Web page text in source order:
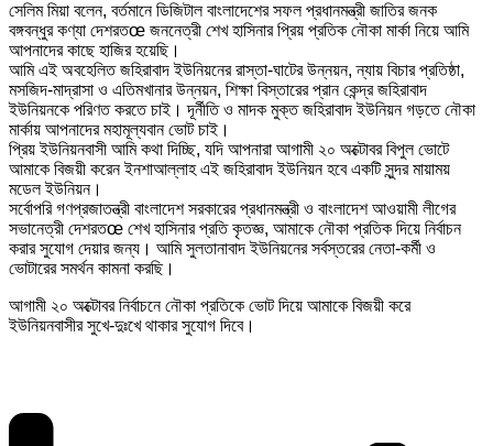
সেলিম মিয়া বলেন, বর্তমানে ডিজিটাল বাংলাদেশের সফল প্রধানমন্ত্রী জাতির জনক
বঙ্গবন্ধুর কণ্যা দেশরতœ জননেত্রী শেখ হাসিনার প্রিয় প্রতিক নৌকা মার্কা নিয়ে আমি
আপনাদের কাছে হাজির হয়েছি।
আমি এই অবহেলিত জহিরাবাদ ইউনিয়নের রাস্তা-ঘাটের উন্নয়ন, ন্যায় বিচার প্রতিষ্ঠা,
মসজিদ-মাদ্রাসা ও এতিমখানার উন্নয়ন, শিক্ষা বিস্তারের প্রান কেন্দ্র জহিরাবাদ
ইউনিয়নকে পরিণত করতে চাই। দূর্নীতি ও মাদক মুক্ত জহিরাবাদ ইউনিয়ন গড়তে নৌকা
মার্কায় আপনাদের মহামূল্যবান ভোট চাই।
প্রিয় ইউনিয়নবাসী আমি কথা দিচ্ছি, যদি আপনারা আগামী ২০ অক্টোবর বিপুল ভোটে
আমাকে বিজয়ী করেন ইনশাআল্লাহ এই জহিরাবাদ ইউনিয়ন হবে একটি সুন্দর মায়াময়
মডেল ইউনিয়ন।
সর্বোপরি গণপ্রজাতন্ত্রী বাংলাদেশ সরকারের প্রধানমন্ত্রী ও বাংলাদেশ আওয়ামী লীগের
সভানেত্রী দেশরতœ শেখ হাসিনার প্রতি কৃতজ্ঞ, আমাকে নৌকা প্রতিক দিয়ে নির্বাচন
করার সুযোগ দেয়ার জন্য। আমি সুলতানাবাদ ইউনিয়নের সর্বস্তরের নেতা-কর্মী ও
ভোটারের সমর্থন কামনা করছি।
আগামী ২০ অক্টোবর নির্বাচনে নৌকা প্রতিকে ভোট দিয়ে আমাকে বিজয়ী করে
ইউনিয়নবাসীর সুখে-দুঃখে থাকার সুযোগ দিবে।